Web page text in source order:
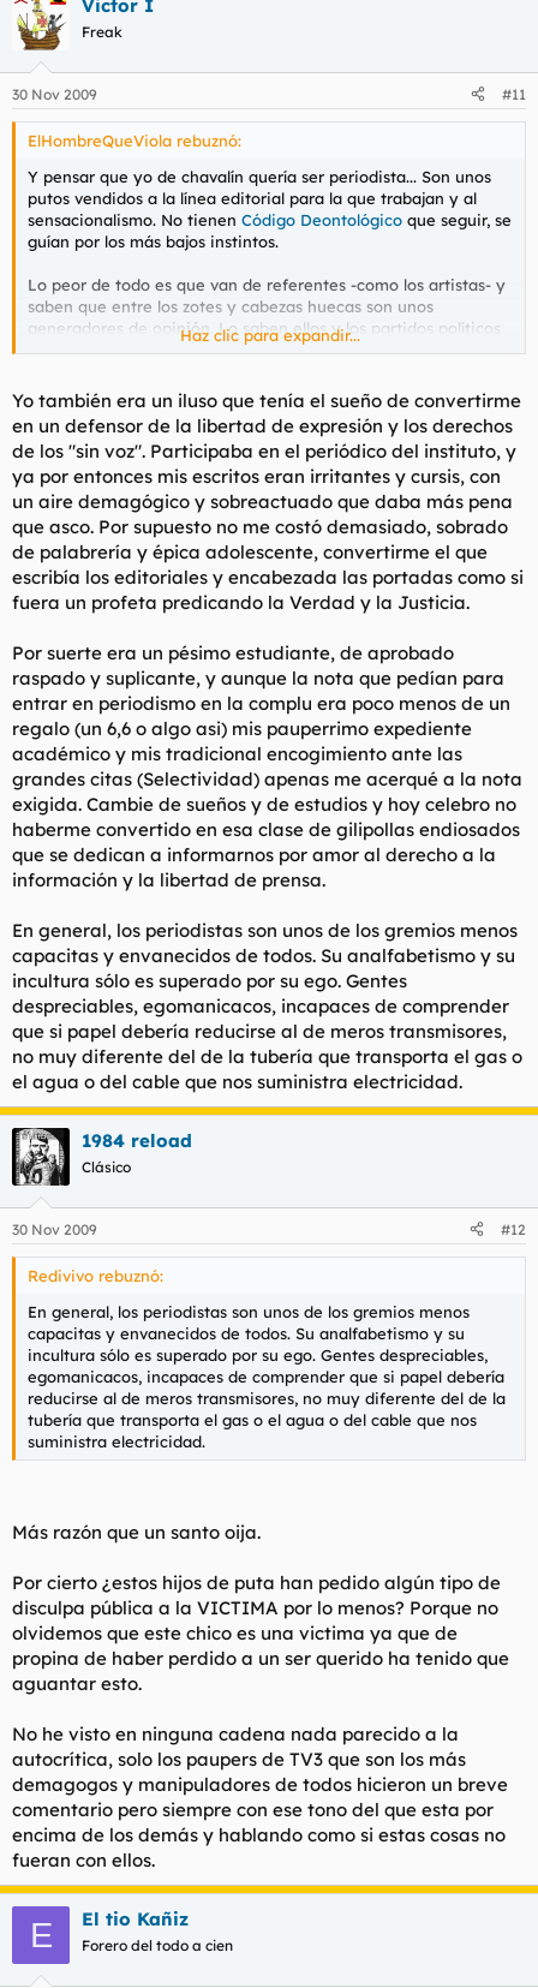
Victor I
Freak
30 Nov 2009 #11
ElHombreQueViola rebuznó:
Y pensar que yo de chavalín quería ser periodista... Son unos
putos vendidos a la línea editorial para la que trabajan y al
sensacionalismo. No tienen Código Deontológico que seguir, se
guían por los más bajos instintos.
Lo peor de todo es que van de referentes -como los artistas- y
saben que entre los zotes y cabezas huecas son unos
generadores de opinión. Lo saben ellos y los partidos políticos
que usan los medios a su antojo, algunos de una manera
Walter Cronkite.
Haz clic para expandir...
Yo también era un iluso que tenía el sueño de convertirme
en un defensor de la libertad de expresión y los derechos
de los "sin voz". Participaba en el periódico del instituto, y
ya por entonces mis escritos eran irritantes y cursis, con
un aire demagógico y sobreactuado que daba más pena
que asco. Por supuesto no me costó demasiado, sobrado
de palabrería y épica adolescente, convertirme el que
escribía los editoriales y encabezada las portadas como si
fuera un profeta predicando la Verdad y la Justicia.
Por suerte era un pésimo estudiante, de aprobado
raspado y suplicante, y aunque la nota que pedían para
entrar en periodismo en la complu era poco menos de un
regalo (un 6,6 o algo asi) mis pauperrimo expediente
académico y mis tradicional encogimiento ante las
grandes citas (Selectividad) apenas me acerqué a la nota
exigida. Cambie de sueños y de estudios y hoy celebro no
haberme convertido en esa clase de gilipollas endiosados
que se dedican a informarnos por amor al derecho a la
información y la libertad de prensa.
En general, los periodistas son unos de los gremios menos
capacitas y envanecidos de todos. Su analfabetismo y su
incultura sólo es superado por su ego. Gentes
despreciables, egomanicacos, incapaces de comprender
que si papel debería reducirse al de meros transmisores,
no muy diferente del de la tubería que transporta el gas o
el agua o del cable que nos suministra electricidad.
1984 reload
Clásico
30 Nov 2009 #12
Redivivo rebuznó:
En general, los periodistas son unos de los gremios menos
capacitas y envanecidos de todos. Su analfabetismo y su
incultura sólo es superado por su ego. Gentes despreciables,
egomanicacos, incapaces de comprender que si papel debería
reducirse al de meros transmisores, no muy diferente del de la
tubería que transporta el gas o el agua o del cable que nos
suministra electricidad.
Más razón que un santo oija.
Por cierto ¿estos hijos de puta han pedido algún tipo de
disculpa pública a la VICTIMA por lo menos? Porque no
olvidemos que este chico es una victima ya que de
propina de haber perdido a un ser querido ha tenido que
aguantar esto.
No he visto en ninguna cadena nada parecido a la
autocrítica, solo los paupers de TV3 que son los más
demagogos y manipuladores de todos hicieron un breve
comentario pero siempre con ese tono del que esta por
encima de los demás y hablando como si estas cosas no
fueran con ellos.
E El tio Kañiz
Forero del todo a cien